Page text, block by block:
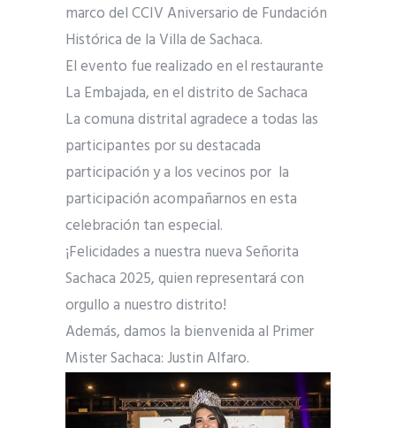
marco del CCIV Aniversario de Fundación
Histórica de la Villa de Sachaca.
El evento fue realizado en el restaurante
La Embajada, en el distrito de Sachaca
La comuna distrital agradece a todas las
participantes por su destacada
participación y a los vecinos por la
participación acompañarnos en esta
celebración tan especial.
¡Felicidades a nuestra nueva Señorita
Sachaca 2025, quien representará con
orgullo a nuestro distrito!
Además, damos la bienvenida al Primer
Mister Sachaca: Justin Alfaro.